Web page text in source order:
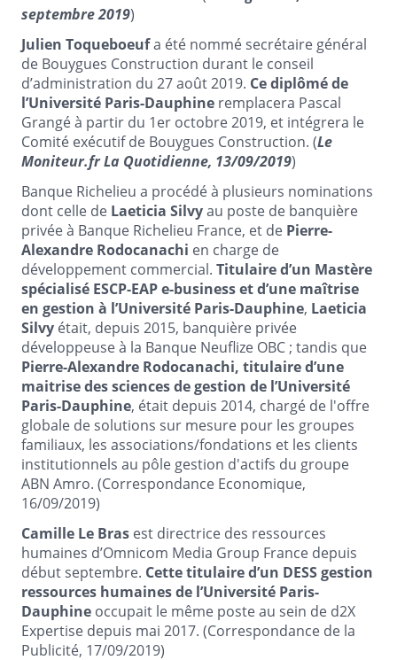
septembre 2019)
Julien Toqueboeufa été nommé secrétaire général
de Bouygues Construction durant le conseil
d’administration du 27 août 2019. Ce diplômé de
l’Université Paris-Dauphine remplacera Pascal
Grangé à partir du 1er octobre 2019, et intégrera le
Comité exécutif de Bouygues Construction. (Le
Moniteur.fr La Quotidienne, 13/09/2019)
Banque Richelieu a procédé à plusieurs nominations
dont celle de Laeticia Silvyau poste de banquière
privée à Banque Richelieu France, et de Pierre-
Alexandre Rodocanachi en charge de
développement commercial. Titulaire d’un Mastère
spécialisé ESCP-EAP e-business et d’une maîtrise
en gestion à l’Université Paris-Dauphine, Laeticia
Silvy était, depuis 2015, banquière privée
développeuse à la Banque Neuflize OBC ; tandis que
Pierre-Alexandre Rodocanachi, titulaire d’une
maitrise des sciences de gestion de l’Université
Paris-Dauphine, était depuis 2014, chargé de l'offre
globale de solutions sur mesure pour les groupes
familiaux, les associations/fondations et les clients
institutionnels au pôle gestion d'actifs du groupe
ABN Amro. (Correspondance Economique,
16/09/2019)
Camille Le Bras est directrice des ressources
humaines d’Omnicom Media Group France depuis
début septembre. Cette titulaire d’un DESS gestion
ressources humaines de l’Université Paris-
Dauphine occupait le même poste au sein de d2X
Expertise depuis mai 2017. (Correspondance de la
Publicité, 17/09/2019)